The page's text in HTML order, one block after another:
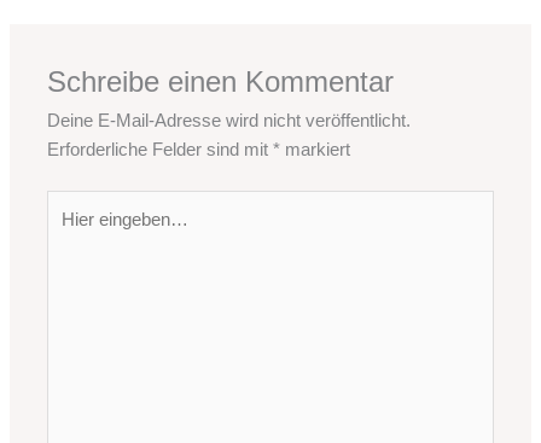
Schreibe einen Kommentar
Deine E-Mail-Adresse wird nicht veröffentlicht.
Erforderliche Felder sind mit* markiert
eingeben…